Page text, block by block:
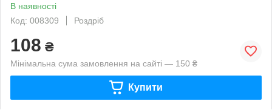
В наявності
Код: 008309
Роздріб
108 ₴
Мінімальна сума замовлення на сайті — 150 ₴
Купити